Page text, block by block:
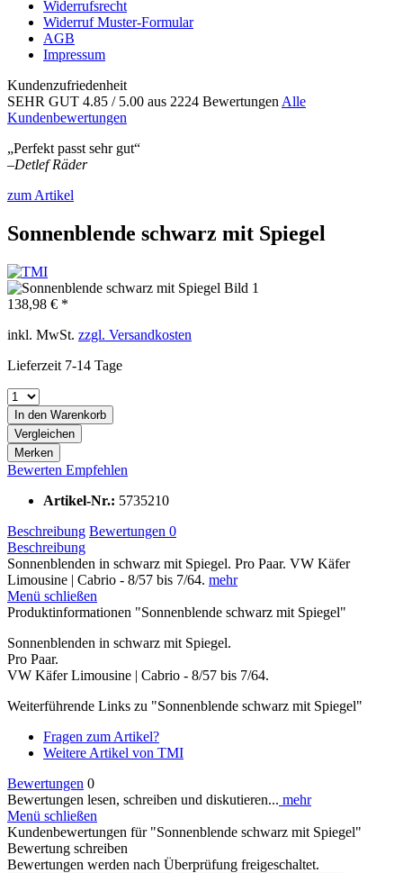
Widerrufsrecht
Widerruf Muster-Formular
AGB
Impressum
Kundenzufriedenheit
SEHR GUT 4.85 / 5.00 aus 2224 Bewertungen Alle
Kundenbewertungen
„Perfekt passt sehr gut“
–Detlef Räder
zum Artikel
Sonnenblende schwarz mit Spiegel
138,98 € *
inkl. MwSt. zzgl. Versandkosten
Lieferzeit 7-14 Tage
In den Warenkorb
Vergleichen
Merken
Bewerten Empfehlen
Artikel-Nr.: 5735210
Beschreibung Bewertungen 0
Beschreibung
Sonnenblenden in schwarz mit Spiegel. Pro Paar. VW Käfer
Limousine | Cabrio - 8/57 bis 7/64. mehr
Menü schließen
Produktinformationen "Sonnenblende schwarz mit Spiegel"
Sonnenblenden in schwarz mit Spiegel.
Pro Paar.
VW Käfer Limousine | Cabrio - 8/57 bis 7/64.
Weiterführende Links zu "Sonnenblende schwarz mit Spiegel"
Fragen zum Artikel?
Weitere Artikel von TMI
Bewertungen 0
Bewertungen lesen, schreiben und diskutieren... mehr
Menü schließen
Kundenbewertungen für "Sonnenblende schwarz mit Spiegel"
Bewertung schreiben
Bewertungen werden nach Überprüfung freigeschaltet.